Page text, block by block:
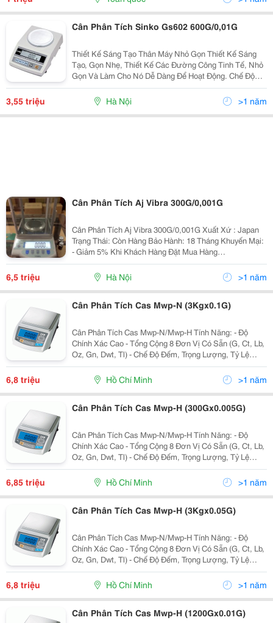
Cân Phân Tích Sinko Gs602 600G/0,01G
Thiết Kế Sáng Tạo Thân Máy Nhỏ Gọn Thiết Kế Sáng
Tạo, Gọn Nhẹ, Thiết Kế Các Đường Công Tinh Tế, Nhỏ
Gọn Và Làm Cho Nó Dễ Dàng Để Hoạt Động. Chế Độ
Lựa Chọn Các Đơn Vị Người Dùng Có Thể
3,55 triệu Hà Nội >1 năm
Cân Phân Tích Aj Vibra 300G/0,001G
Cân Phân Tích Aj Vibra 300G/0,001G Xuất Xứ : Japan
Trạng Thái: Còn Hàng Bảo Hành: 18 Tháng Khuyến Mại:
- Giảm 5% Khi Khách Hàng Đặt Mua Hàng
Online.hotline : 0989 540 879 Vận Chuyển:
6,5 triệu Hà Nội >1 năm
Cân Phân Tích Cas Mwp-N (3Kgx0.1G)
Cân Phân Tích Cas Mwp-N/Mwp-H Tính Năng: - Độ
Chính Xác Cao - Tổng Cộng 8 Đơn Vị Có Sẵn (G, Ct, Lb,
Oz, Gn, Dwt, Tl) - Chế Độ Đếm, Trọng Lượng, Tỷ Lệ
Phần Trăm - Tự Động Đèn Nền Màu Xanh (80 Giờ Sử
6,8 triệu Hồ Chí Minh >1 năm
Cân Phân Tích Cas Mwp-H (300Gx0.005G)
Cân Phân Tích Cas Mwp-N/Mwp-H Tính Năng: - Độ
Chính Xác Cao - Tổng Cộng 8 Đơn Vị Có Sẵn (G, Ct, Lb,
Oz, Gn, Dwt, Tl) - Chế Độ Đếm, Trọng Lượng, Tỷ Lệ
Phần Trăm - Tự Động Đèn Nền Màu Xanh (80 Giờ Sử
6,85 triệu Hồ Chí Minh >1 năm
Cân Phân Tích Cas Mwp-H (3Kgx0.05G)
Cân Phân Tích Cas Mwp-N/Mwp-H Tính Năng: - Độ
Chính Xác Cao - Tổng Cộng 8 Đơn Vị Có Sẵn (G, Ct, Lb,
Oz, Gn, Dwt, Tl) - Chế Độ Đếm, Trọng Lượng, Tỷ Lệ
Phần Trăm - Tự Động Đèn Nền Màu Xanh (80 Giờ Sử
6,8 triệu Hồ Chí Minh >1 năm
Cân Phân Tích Cas Mwp-H (1200Gx0.01G)